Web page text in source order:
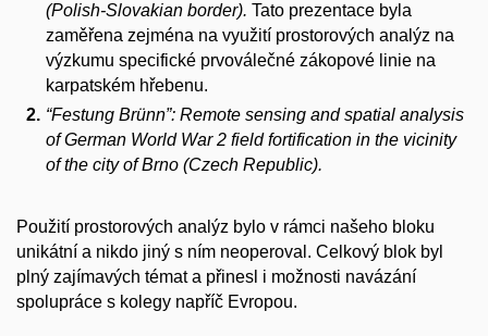
(Polish-Slovakian border). Tato prezentace byla
zaměřena zejména na využití prostorových analýz na
výzkumu specifické prvoválečné zákopové linie na
karpatském hřebenu.
“Festung Brünn”: Remote sensing and spatial analysis
of German World War 2 field fortification in the vicinity
of the city of Brno (Czech Republic).
Použití prostorových analýz bylo v rámci našeho bloku
unikátní a nikdo jiný s ním neoperoval. Celkový blok byl
plný zajímavých témat a přinesl i možnosti navázání
spolupráce s kolegy napříč Evropou.